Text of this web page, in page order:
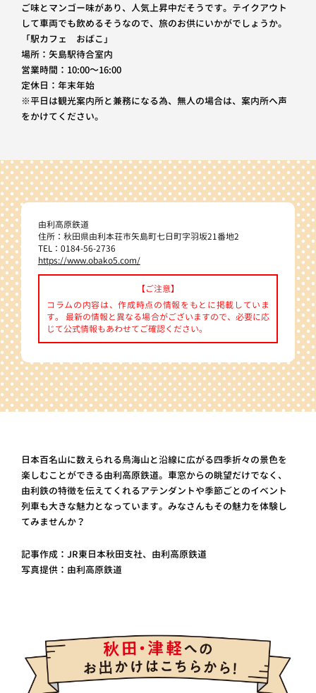
ご味とマンゴー味があり、人気上昇中だそうです。テイクアウト
して車両でも飲めるそうなので、旅のお供にいかがでしょうか。
「駅カフェ おばこ」
場所：矢島駅待合室内
営業時間：10:00～16:00
定休日：年末年始
※平日は観光案内所と兼務になる為、無人の場合は、案内所へ声
をかけてください。
由利高原鉄道
住所：秋田県由利本荘市矢島町七日町字羽坂21番地2
TEL：0184-56-2736
https://www.obako5.com/
【ご注意】
コラムの内容は、作成時点の情報をもとに掲載していま
す。 最新の情報と異なる場合がございますので、必要に応
じて公式情報もあわせてご確認ください。
日本百名山に数えられる鳥海山と沿線に広がる四季折々の景色を
楽しむことができる由利高原鉄道。車窓からの眺望だけでなく、
由利鉄の特徴を伝えてくれるアテンダントや季節ごとのイベント
列車も大きな魅力となっています。みなさんもその魅力を体験し
てみませんか？
記事作成：JR東日本秋田支社、由利高原鉄道
写真提供：由利高原鉄道